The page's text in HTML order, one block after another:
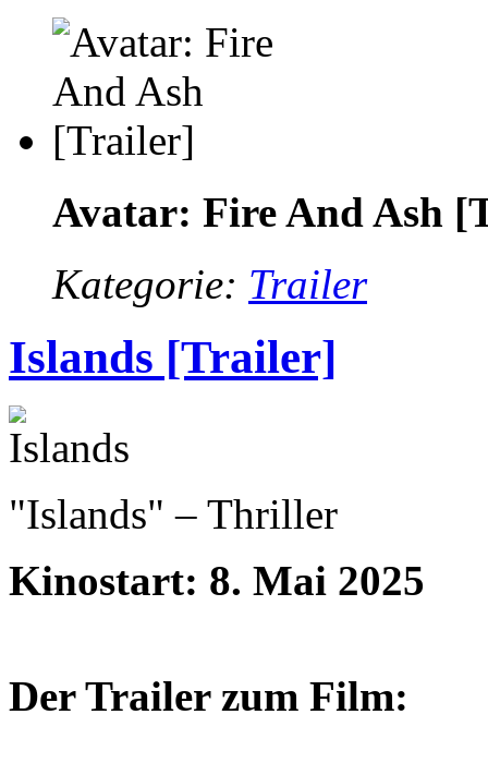
Avatar: Fire And Ash
Kategorie: Trailer
Islands [Trailer]
"Islands" – Thriller
Kinostart: 8. Mai 2025
Der Trailer zum Film: